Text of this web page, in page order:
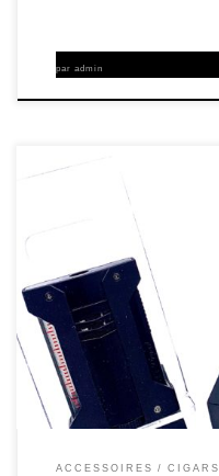
par admin
ACCESSOIRES CIGARS